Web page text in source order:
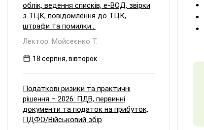
облік, ведення списків, е-ВОД, звірки
з ТЦК, повідомлення до ТЦК,
штрафи та помилки...
Лектор: Мойсеєнко Т.
18 серпня, вівторок
Податкові ризики та практичні
рішення – 2026: ПДВ, первинні
документи та податок на прибуток,
ПДФО/Військовий збір